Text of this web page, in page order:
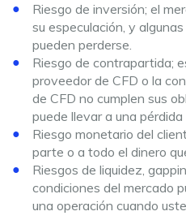
Riesgo de inversión; el
su especulación, y
pueden perderse.
Riesgo de contrapartida;
proveedor de CFD o la
de CFD no cumplen sus
puede llevar a una
Riesgo monetario del
parte o a todo el dinero
Riesgos de liquidez,
condiciones del mercado
una operación cuando